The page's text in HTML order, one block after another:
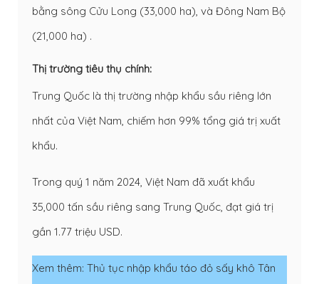
bằng sông Cửu Long (33,000 ha), và Đông Nam Bộ
(21,000 ha) .
Thị trường tiêu thụ chính:
Trung Quốc là thị trường nhập khẩu sầu riêng lớn
nhất của Việt Nam, chiếm hơn 99% tổng giá trị xuất
khẩu.
Trong quý 1 năm 2024, Việt Nam đã xuất khẩu
35,000 tấn sầu riêng sang Trung Quốc, đạt giá trị
gần 1.77 triệu USD.
Xem thêm: Thủ tục nhập khẩu táo đỏ sấy khô Tân